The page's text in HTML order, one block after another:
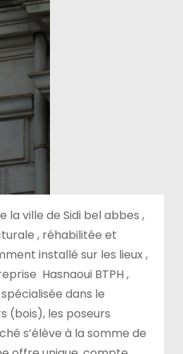
la ville de Sidi bel abbes ,
, réhabilitée et
installé sur les lieux ,
Hasnaoui BTPH ,
dans le
(bois), les poseurs
s’élève à la somme de